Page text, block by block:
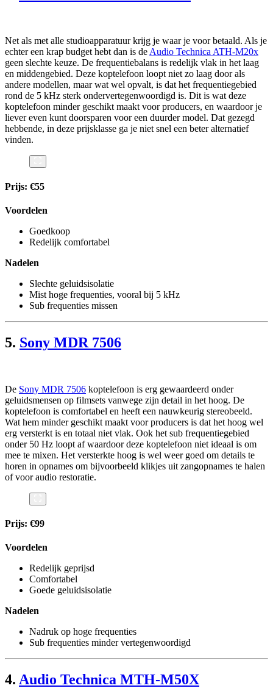
Net als met alle studioapparatuur krijg je waar je voor betaald. Als je
echter een krap budget hebt dan is deAudio Technica ATH-M20x
geen slechte keuze. De frequentiebalans is redelijk vlak in het laag
en middengebied. Deze koptelefoon loopt niet zo laag door als
andere modellen, maar wat wel opvalt, is dat het frequentiegebied
rond de 5 kHz sterk ondervertegenwoordigd is. Dit is wat deze
koptelefoon minder geschikt maakt voor producers, en waardoor je
liever even kunt doorsparen voor een duurder model. Dat gezegd
hebbende, in deze prijsklasse ga je niet snel een beter alternatief
vinden.
Prijs: €55
Voordelen
Goedkoop
Redelijk comfortabel
Nadelen
Slechte geluidsisolatie
Mist hoge frequenties, vooral bij 5 kHz
Sub frequenties missen
5. Sony MDR 7506
De Sony MDR 7506 koptelefoon is erg gewaardeerd onder
geluidsmensen op filmsets vanwege zijn detail in het hoog. De
koptelefoon is comfortabel en heeft een nauwkeurig stereobeeld.
Wat hem minder geschikt maakt voor producers is dat het hoog wel
erg versterkt is en totaal niet vlak. Ook het sub frequentiegebied
onder 50 Hz loopt af waardoor deze koptelefoon niet ideaal is om
mee te mixen. Het versterkte hoog is wel weer goed om details te
horen in opnames om bijvoorbeeld klikjes uit zangopnames te halen
of voor audio restoratie.
Prijs: €99
Voordelen
Redelijk geprijsd
Comfortabel
Goede geluidsisolatie
Nadelen
Nadruk op hoge frequenties
Sub frequenties minder vertegenwoordigd
4. Audio Technica MTH-M50X